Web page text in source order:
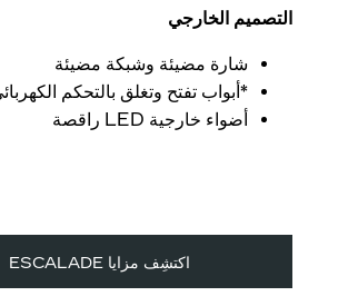
التصميم الخارجي
شارة مضيئة وشبكة مضيئة
*أبواب تفتح وتغلق بالتحكم الكهربائي
أضواء خارجية LED راقصة
اكتشِف مزايا ESCALADE